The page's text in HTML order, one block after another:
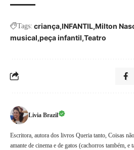
Tags: criança INFANTIL Milton
musical peça infantil Teatro
Livia Brazil
Escritora, autora dos livros Queria tanto, Coisas
amante de cinema e de gatos (cachorros também, e